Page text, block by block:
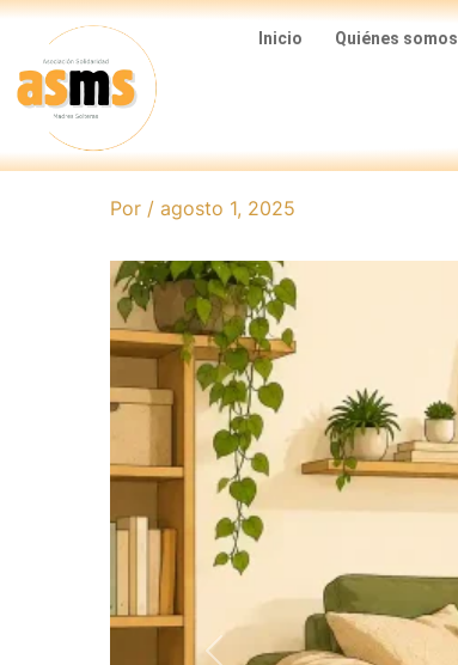
Ir
contenido
Inicio Quiénes somos
Por / agosto 1, 2025